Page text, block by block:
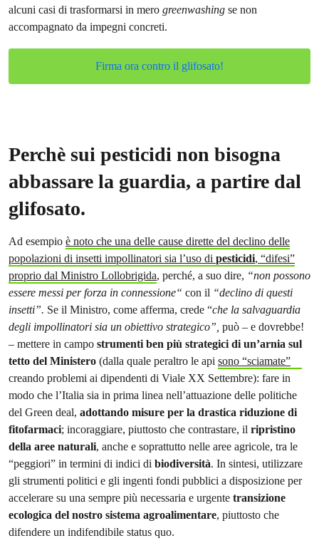
alcuni casi di trasformarsi in mero greenwashing se non
accompagnato da impegni concreti.
Firma ora contro il glifosato!
Perchè sui pesticidi non bisogna
abbassare la guardia, a partire dal
glifosato.
Ad esempio è noto che una delle cause dirette del declino delle
popolazioni di insetti impollinatori sia l’uso di pesticidi, “difesi”
proprio dal Ministro Lollobrigida, perché, a suo dire, “non possono
essere messi per forza in connessione“ con il “declino di questi
insetti”. Se il Ministro, come afferma, crede “che la salvaguardia
degli impollinatori sia un obiettivo strategico”, può – e dovrebbe!
– mettere in campo strumenti ben più strategici di un’arnia sul
tetto del Ministero (dalla quale peraltro le api sono “sciamate”
creando problemi ai dipendenti di Viale XX Settembre): fare in
modo che l’Italia sia in prima linea nell’attuazione delle politiche
del Green deal, adottando misure per la drastica riduzione di
fitofarmaci; incoraggiare, piuttosto che contrastare, il ripristino
della aree naturali, anche e soprattutto nelle aree agricole, tra le
“peggiori” in termini di indici di biodiversità. In sintesi, utilizzare
gli strumenti politici e gli ingenti fondi pubblici a disposizione per
accelerare su una sempre più necessaria e urgente transizione
ecologica del nostro sistema agroalimentare, piuttosto che
difendere un indifendibile status quo.